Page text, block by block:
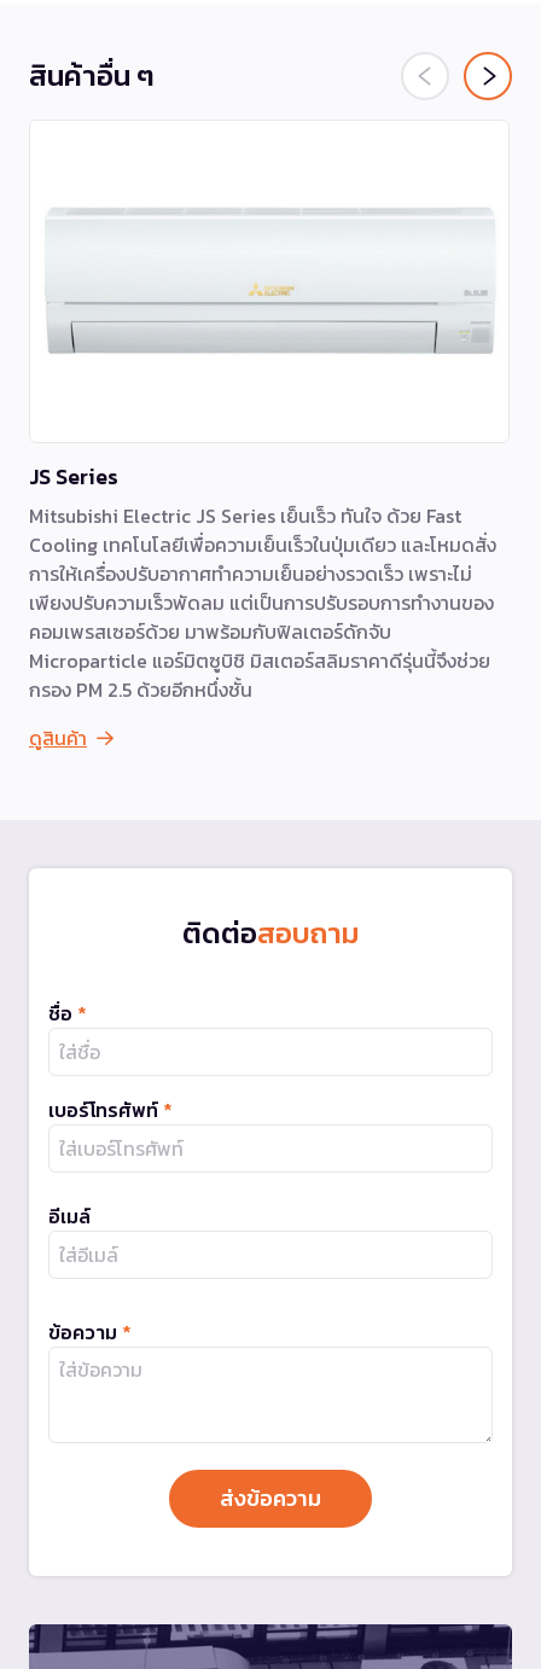
สินค้าอื่น ๆ
JS Series
Mitsubishi Electric JS Series เย็นเร็ว ทันใจ ด้วย Fast
Cooling เทคโนโลยีเพื่อความเย็นเร็วในปุ่มเดียว และโหมดสั่ง
การให้เครื่องปรับอากาศทำความเย็นอย่างรวดเร็ว เพราะไม่
เพียงปรับความเร็วพัดลม แต่เป็นการปรับรอบการทำงานของ
คอมเพรสเซอร์ด้วย มาพร้อมกับฟิลเตอร์ดักจับ
Microparticle แอร์มิตซูบิชิ มิสเตอร์สลิมราคาดีรุ่นนี้จึงช่วย
กรอง PM 2.5 ด้วยอีกหนึ่งชั้น
ดูสินค้า
ติดต่อสอบถาม
ชื่อ *
เบอร์โทรศัพท์ *
อีเมล์
ข้อความ *